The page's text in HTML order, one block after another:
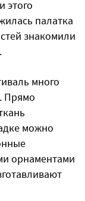
этого
палатка
знакомили
много
Прямо
можно
орнаментами